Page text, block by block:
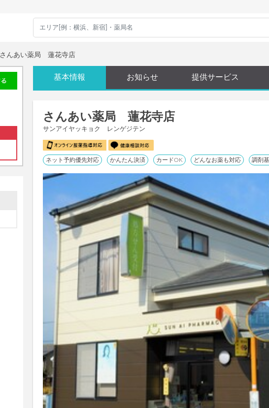
さんあい薬局 蓮花寺店
基本情報 お知らせ 提供サービス
さんあい薬局 蓮花寺店
サンアイヤッキョク レンゲジテン
ネット予約優先対応 かんたん決済 カードOK どんなお薬も対応 調剤